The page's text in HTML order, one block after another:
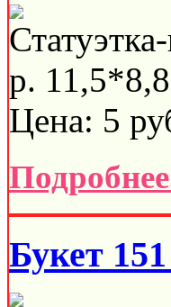
р.
Цена: 5
Букет 151